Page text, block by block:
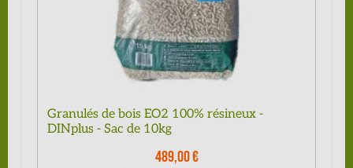
Granulés de bois EO2 100% résineux -
DINplus - Sac de 10kg
489,00 €